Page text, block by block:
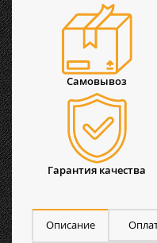
Самовывоз
Гарантия качества
Описание